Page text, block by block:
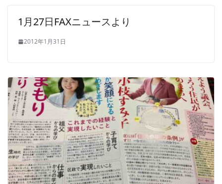
1月27日FAXニュースより
2012年1月31日